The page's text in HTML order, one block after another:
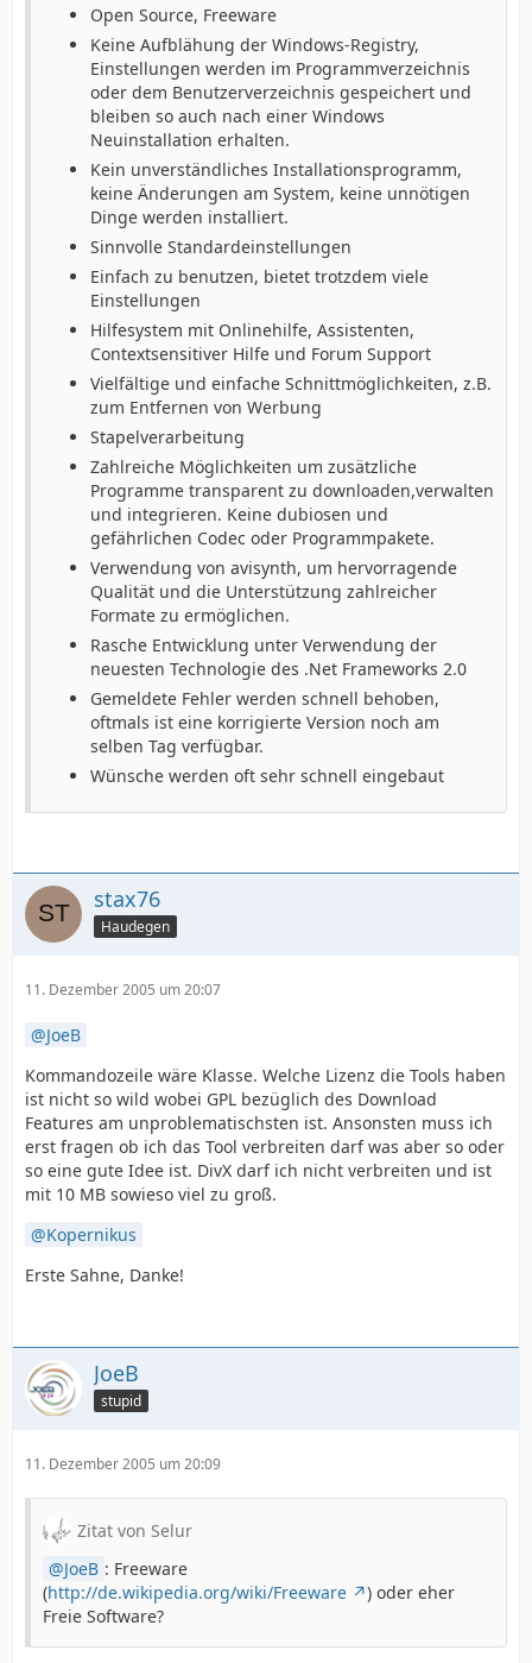
Open Source, Freeware
Keine Aufblähung der Windows-Registry,
Einstellungen werden im Programmverzeichnis
oder dem Benutzerverzeichnis gespeichert und
bleiben so auch nach einer Windows
Neuinstallation erhalten.
Kein unverständliches Installationsprogramm,
keine Änderungen am System, keine unnötigen
Dinge werden installiert.
Sinnvolle Standardeinstellungen
Einfach zu benutzen, bietet trotzdem viele
Einstellungen
Hilfesystem mit Onlinehilfe, Assistenten,
Contextsensitiver Hilfe und Forum Support
Vielfältige und einfache Schnittmöglichkeiten, z.B.
zum Entfernen von Werbung
Stapelverarbeitung
Zahlreiche Möglichkeiten um zusätzliche
Programme transparent zu downloaden,verwalten
und integrieren. Keine dubiosen und
gefährlichen Codec oder Programmpakete.
Verwendung von avisynth, um hervorragende
Qualität und die Unterstützung zahlreicher
Formate zu ermöglichen.
Rasche Entwicklung unter Verwendung der
neuesten Technologie des .Net Frameworks 2.0
Gemeldete Fehler werden schnell behoben,
oftmals ist eine korrigierte Version noch am
selben Tag verfügbar.
Wünsche werden oft sehr schnell eingebaut
stax76
Haudegen
11. Dezember 2005 um 20:07
JoeB
Kommandozeile wäre Klasse. Welche Lizenz die Tools haben
ist nicht so wild wobei GPL bezüglich des Download
Features am unproblematischsten ist. Ansonsten muss ich
erst fragen ob ich das Tool verbreiten darf was aber so oder
so eine gute Idee ist. DivX darf ich nicht verbreiten und ist
mit 10 MB sowieso viel zu groß.
Kopernikus
Erste Sahne, Danke!
JoeB
stupid
11. Dezember 2005 um 20:09
Zitat von Selur
JoeB : Freeware
(http://de.wikipedia.org/wiki/Freeware
) oder eher
Freie Software?